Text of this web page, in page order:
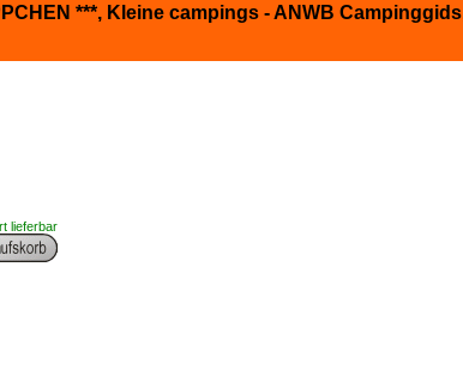
***, Kleine campings - ANWB
lieferbar